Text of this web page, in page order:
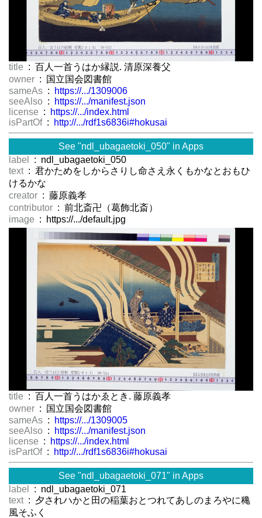
title : 百人一首うはか縁説. 清原深養父
owner : 国立国会図書館
sameAs :
https://.../1309006
seeAlso :
https://.../manifest.json
license :
https://.../index.html
isPartOf : http://.../rdf1s6836i#hokusai
See "ndl_ubagaetoki_050" in Apps
label
: ndl_ubagaetoki_050
text : 君かためをしからさりし命さえ永くもかなとおもひ
けるかな
creator : 藤原義孝
contributor : 前北斎卍（葛飾北斎）
image : https://.../default.jpg
title : 百人一首うはかゑとき. 藤原義孝
owner : 国立国会図書館
sameAs :
https://.../1309005
seeAlso :
https://.../manifest.json
license :
https://.../index.html
isPartOf : http://.../rdf1s6836i#hokusai
See "ndl_ubagaetoki_071" in Apps
label
: ndl_ubagaetoki_071
text : 夕されハかと田の稲葉おとつれてあしのまろやに穐
風そふく